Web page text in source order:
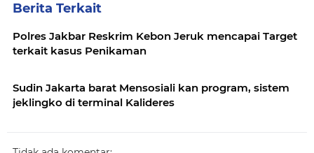
Berita Terkait
Polres Jakbar Reskrim Kebon Jeruk mencapai Target
terkait kasus Penikaman
Sudin Jakarta barat Mensosiali kan program, sistem
jeklingko di terminal Kalideres